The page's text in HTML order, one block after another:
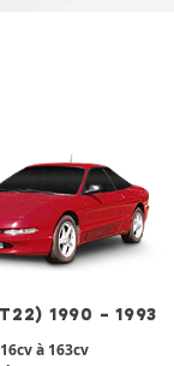
1990 - 1993
à 163cv